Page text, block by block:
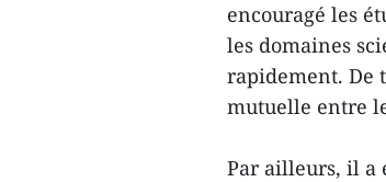
encouragé les
les domaines
rapidement. De
mutuelle entre
Par ailleurs, il a